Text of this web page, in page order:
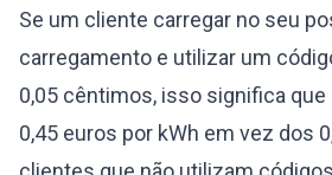
Se um cliente carregar no seu
carregamento e utilizar um
0,05 cêntimos, isso significa que
0,45 euros por kWh em vez dos